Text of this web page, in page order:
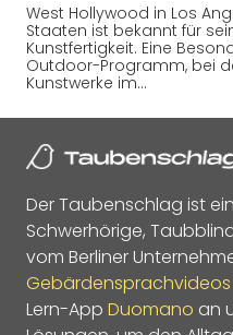
West Hollywood in Los
Staaten ist bekannt für
Kunstfertigkeit. Eine
Outdoor-Programm, bei
Kunstwerke im…
Der Taubenschlag ist
Schwerhörige,
vom Berliner
Gebärdensprachvideos
Lern-App Duomano an